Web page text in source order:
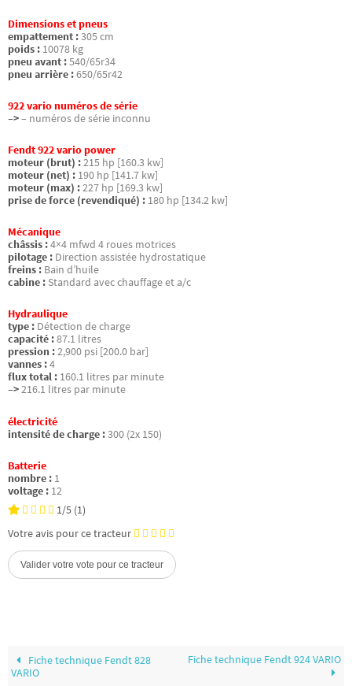
Dimensions et pneus
empattement :305 cm
poids : 10078 kg
pneu avant :540/65r34
pneu arrière :650/65r42
922 vario numéros de série
–>– numéros de série inconnu
Fendt 922 vario power
moteur (brut) :215 hp [160.3 kw]
moteur (net) : 190 hp [141.7 kw]
moteur (max) :227 hp [169.3 kw]
prise de force (revendiqué) : 180 hp [134.2 kw]
Mécanique
châssis :4×4 mfwd 4 roues motrices
pilotage : Direction assistée hydrostatique
freins : Bain d’huile
cabine : Standard avec chauffage et a/c
Hydraulique
type : Détection de charge
capacité :87.1 litres
pression :2,900 psi [200.0 bar]
vannes :4
flux total : 160.1 litres par minute
–>216.1 litres par minute
électricité
intensité de charge :300 (2x 150)
Batterie
nombre : 1
voltage : 12
1/5 (1)
Votre avis pour ce tracteur
Fiche technique Fendt 828
VARIO
Fiche technique Fendt 924 VARIO